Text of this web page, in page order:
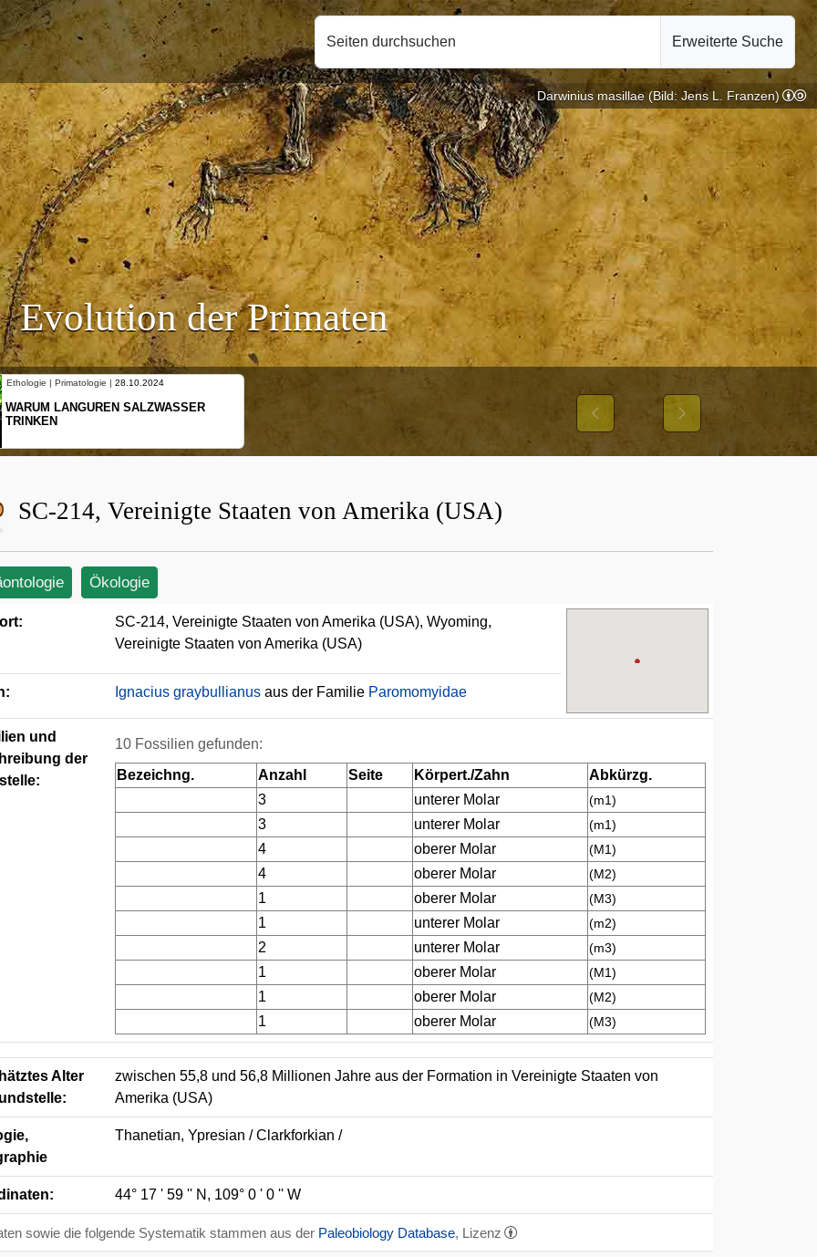
Seiten durchsuchen Erweiterte Suche
Evolution der Primaten
Ethologie | Primatologie | 10.10.2024
NEUES VON WEIBLICHEN
SCHOPFGIBBONS UND IHRER
Previous Next
Darwinius masillae (Bild: Jens L. Franzen)
SC-214, Vereinigte Staaten von Amerika (USA)
Ökologie
SC-214, Vereinigte Staaten von Amerika (USA), Wyoming,
Vereinigte Staaten von Amerika (USA)
Ignacius graybullianus aus der Familie Paromomyidae
und
der
10 Fossilien gefunden:
Bezeichng.
Anzahl Seite Körpert./Zahn
Abkürzg.
3
unterer Molar (m1)
3 unterer Molar (m1)
4 oberer Molar (M1)
4 oberer Molar (M2)
1 oberer Molar (M3)
1 unterer Molar (m2)
2 unterer Molar (m3)
1 oberer Molar (M1)
1 oberer Molar (M2)
1 oberer Molar (M3)
Alter
zwischen 55,8 und 56,8 Millionen Jahre aus der Formation in Vereinigte Staaten von
Amerika (USA)
Thanetian, Ypresian / Clarkforkian /
44° 17 ' 59 '' N, 109° 0 ' 0 '' W
sowie die folgende Systematik stammen aus der Paleobiology Database, Lizenz